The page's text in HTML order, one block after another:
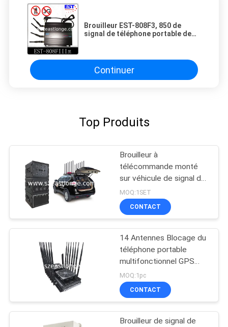
Brouilleur EST-808F3, 850 de
signal de téléphone portable de
Continuer
Top Produits
Brouilleur à
télécommande monté
sur véhicule de signal de
téléphone portable de
GSM 3G 4G LTE 5G WIFI
GPS
MOQ:1SET
CONTACT
14 Antennes Blocage du
téléphone portable
multifonctionnel GPS
Interférence VHF UHF 5-
80m
MOQ:1pc
CONTACT
Brouilleur de signal de